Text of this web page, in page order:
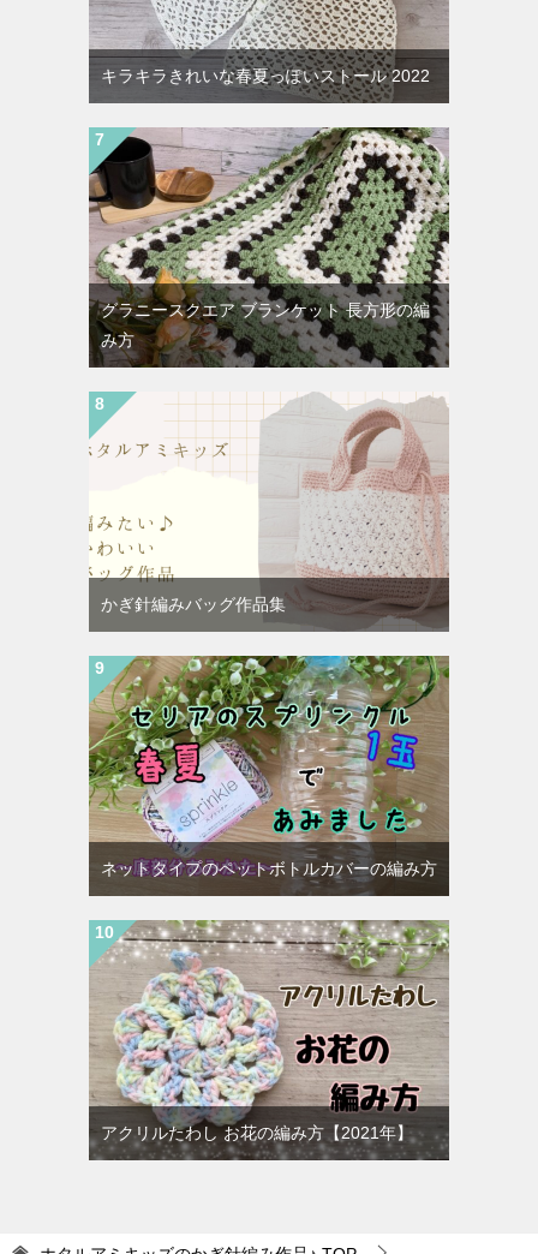
キラキラきれいな春夏っぽいストール 2022
グラニースクエア ブランケット 長方形の編
み方
かぎ針編みバッグ作品集
ネットタイプのペットボトルカバーの編み方
アクリルたわし お花の編み方【2021年】